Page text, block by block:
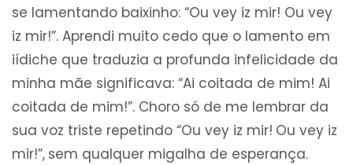
se lamentando baixinho: “Ou vey iz mir! Ou vey
iz mir!”. Aprendi muito cedo que o lamento em
iídiche que traduzia a profunda infelicidade da
minha mãe significava: “Ai coitada de mim! Ai
coitada de mim!”. Choro só de me lembrar da
sua voz triste repetindo “Ou vey iz mir! Ou vey iz
mir!”, sem qualquer migalha de esperança.